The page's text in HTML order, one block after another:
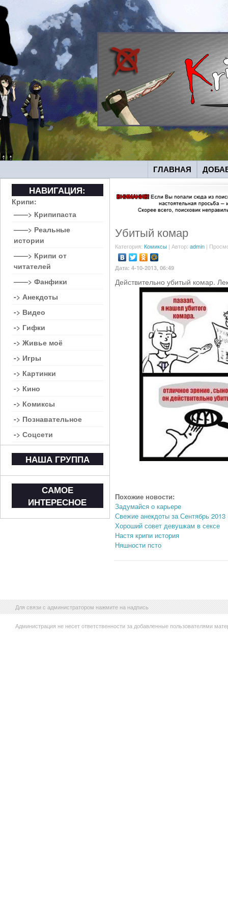
ГЛАВНАЯ
Убитый комар
Категория: Комиксы | Автор: admin |
Дата: 4-10-2013, 06:49
Действительно убитый комар.
Похожие новости:
Задумайся о карьере
Свежие анекдоты за Сентябрь 2013
Хороший совет девушкам в сексе
Настя крипи история
Няшности псто
НАВИГАЦИЯ:
Крипи:
——> Крипипаста
——> Реальные
истории
——> Крипи от
читателей
——> Фанфики
-> Анекдоты
-> Видео
-> Гифки
-> Живье моё
-> Игры
-> Картинки
-> Кино
-> Комиксы
-> Познавательное
-> Соцсети
НАША ГРУППА
САМОЕ
ИНТЕРЕСНОЕ
Для связи с администратором нажмите на надпись
Администрация не несет ответственности за добавленные пользователями